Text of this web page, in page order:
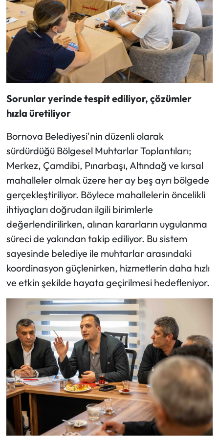
Sorunlar yerinde tespit ediliyor, çözümler
hızla üretiliyor
Bornova Belediyesi'nin düzenli olarak
sürdürdüğü Bölgesel Muhtarlar Toplantıları;
Merkez, Çamdibi, Pınarbaşı, Altındağ ve kırsal
mahalleler olmak üzere her ay beş ayrı bölgede
gerçekleştiriliyor. Böylece mahallelerin öncelikli
ihtiyaçları doğrudan ilgili birimlerle
değerlendirilirken, alınan kararların uygulanma
süreci de yakından takip ediliyor. Bu sistem
sayesinde belediye ile muhtarlar arasındaki
koordinasyon güçlenirken, hizmetlerin daha hızlı
ve etkin şekilde hayata geçirilmesi hedefleniyor.